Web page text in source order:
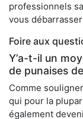
professionnels
vous
Foire aux
Y’a-t-il un
de punaises
Comme
qui pour la
également